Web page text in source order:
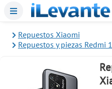
Menu
Repuestos Xiaomi
Repuestos y piezas Redmi